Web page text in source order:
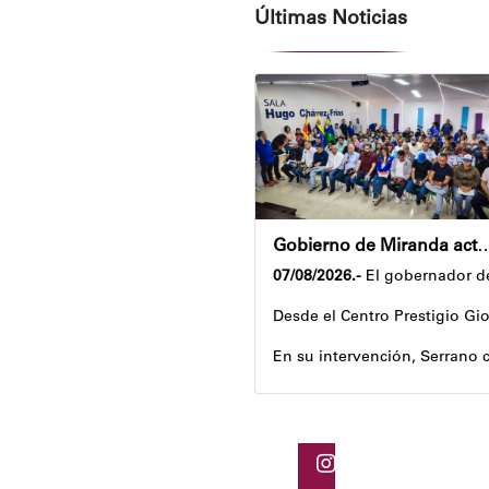
Últimas Noticias
Gobierno de Miranda activa plan de
07/08/2026.- El gobernador
Desde el Centro Prestigio
En su intervención, Serrano
Igualmente, explicó que el
Despliegue territorial
El encuentro contó con la